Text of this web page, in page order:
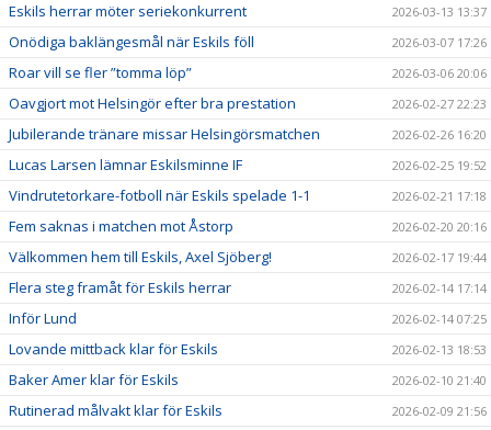
Eskils herrar möter seriekonkurrent 2026-03-13 13:37
Onödiga baklängesmål när Eskils föll 2026-03-07 17:26
Roar vill se fler ”tomma löp” 2026-03-06 20:06
Oavgjort mot Helsingör efter bra prestation 2026-02-27 22:23
Jubilerande tränare missar Helsingörsmatchen 2026-02-26 16:20
Lucas Larsen lämnar Eskilsminne IF 2026-02-25 19:52
Vindrutetorkare-fotboll när Eskils spelade 1-1 2026-02-21 17:18
Fem saknas i matchen mot Åstorp 2026-02-20 20:16
Välkommen hem till Eskils, Axel Sjöberg! 2026-02-17 19:44
Flera steg framåt för Eskils herrar 2026-02-14 17:14
Inför Lund 2026-02-14 07:25
Lovande mittback klar för Eskils 2026-02-13 18:53
Baker Amer klar för Eskils 2026-02-10 21:40
Rutinerad målvakt klar för Eskils 2026-02-09 21:56